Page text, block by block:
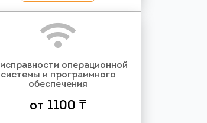
операционной
системы и программного
обеспечения
от 1100 ₸